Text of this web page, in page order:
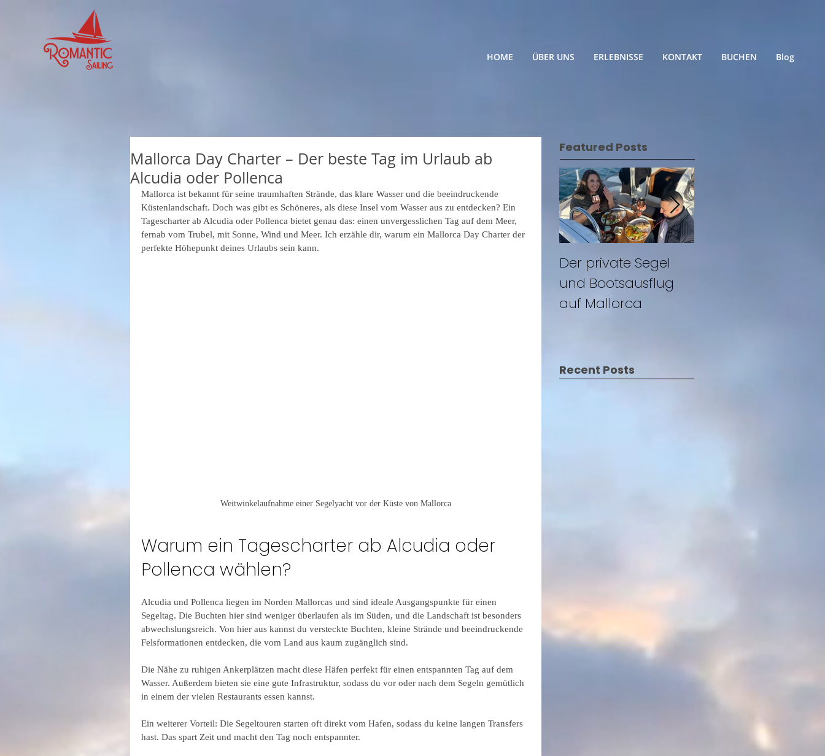
HOME ÜBER UNS ERLEBNISSE KONTAKT BUCHEN Blog
Mallorca Day Charter – Der beste Tag im Urlaub ab
Alcudia oder Pollenca
Mallorca ist bekannt für seine traumhaften Strände, das klare Wasser und die beeindruckende
Küstenlandschaft. Doch was gibt es Schöneres, als diese Insel vom Wasser aus zu entdecken? Ein
Tagescharter ab Alcudia oder Pollenca bietet genau das: einen unvergesslichen Tag auf dem Meer,
fernab vom Trubel, mit Sonne, Wind und Meer. Ich erzähle dir, warum ein Mallorca Day Charter der
perfekte Höhepunkt deines Urlaubs sein kann.
Weitwinkelaufnahme einer Segelyacht vor der Küste von Mallorca
Warum ein Tagescharter ab Alcudia oder
Pollenca wählen?
Alcudia und Pollenca liegen im Norden Mallorcas und sind ideale Ausgangspunkte für einen
Segeltag. Die Buchten hier sind weniger überlaufen als im Süden, und die Landschaft ist besonders
abwechslungsreich. Von hier aus kannst du versteckte Buchten, kleine Strände und beeindruckende
Felsformationen entdecken, die vom Land aus kaum zugänglich sind.
Die Nähe zu ruhigen Ankerplätzen macht diese Häfen perfekt für einen entspannten Tag auf dem
Wasser. Außerdem bieten sie eine gute Infrastruktur, sodass du vor oder nach dem Segeln gemütlich
in einem der vielen Restaurants essen kannst.
Ein weiterer Vorteil: Die Segeltouren starten oft direkt vom Hafen, sodass du keine langen Transfers
hast. Das spart Zeit und macht den Tag noch entspannter.
Featured Posts
Der private Segel
und Bootsausflug
auf Mallorca
Recent Posts